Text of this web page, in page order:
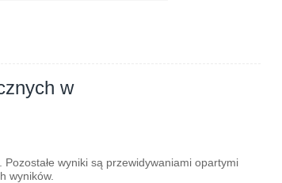
w
wyniki są przewidywaniami opartymi
wyników.